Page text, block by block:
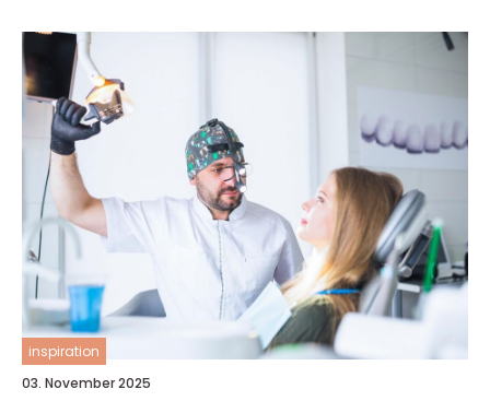
inspiration
03. November 2025